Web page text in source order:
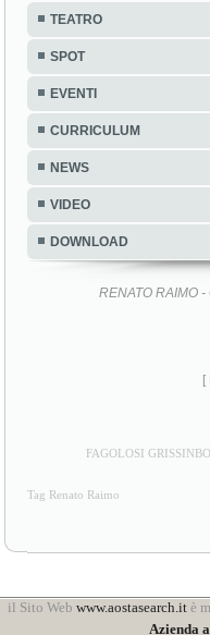
TEATRO
SPOT
EVENTI
CURRICULUM
NEWS
VIDEO
DOWNLOAD
RENATO RAIMO
[
FAGOLOSI
Tag Renato Raimo
il Sito Web www.aostasearch.it è
Azienda